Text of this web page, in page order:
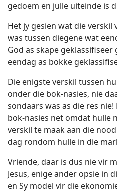
gedoem en julle uiteinde is
Het jy gesien wat die verskil
was tussen diegene wat
God as skape
eendag as bokke
Die enigste verskil tussen
onder die bok-nasies, nie
sondaars was as die res
bok-nasies net omdat hulle
verskil te maak aan die
dag rondom hulle in die
Vriende, daar is dus nie vir
Jesus, enige ander opsie in
en Sy model vir die